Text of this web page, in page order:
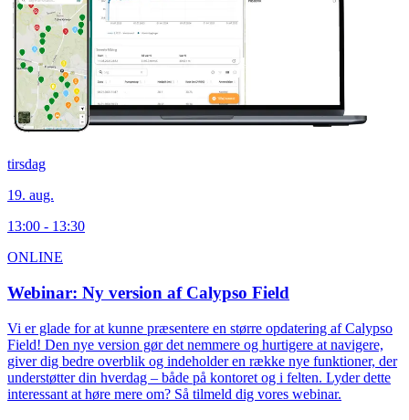
tirsdag
19. aug.
13:00 - 13:30
ONLINE
Webinar: Ny version af Calypso Field
Vi er glade for at kunne præsentere en større opdatering af Calypso
Field! Den nye version gør det nemmere og hurtigere at navigere,
giver dig bedre overblik og indeholder en række nye funktioner, der
understøtter din hverdag – både på kontoret og i felten. Lyder dette
interessant at høre mere om? Så tilmeld dig vores webinar.